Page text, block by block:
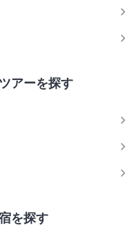
アーを探す
を探す